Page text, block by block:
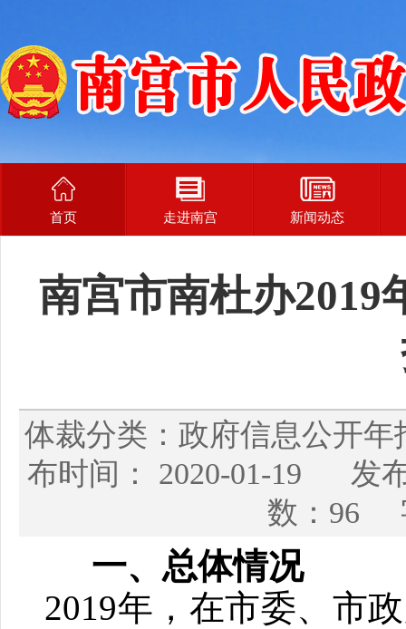
首页 走进南宫 新闻动态
南宫市南杜办2019
体裁分类：政府信息公
布时间： 2020-01-19 发
数：96
一、总体情况
2019年，在市委、市